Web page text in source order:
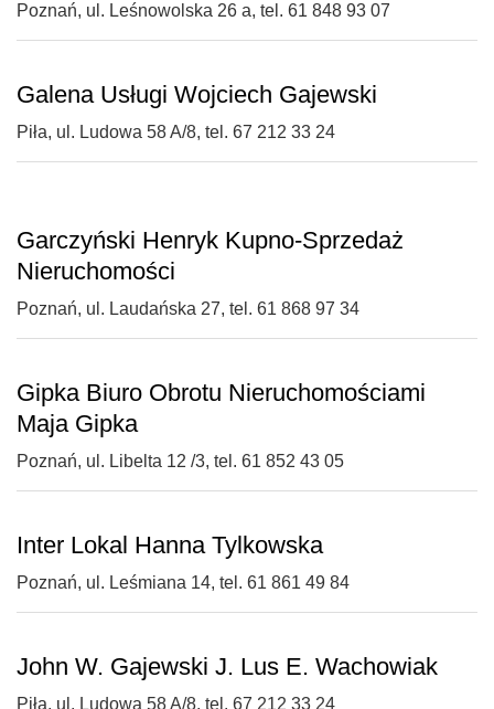
Poznań, ul. Leśnowolska 26 a, tel. 61 848 93 07
Galena Usługi Wojciech Gajewski
Piła, ul. Ludowa 58 A/8, tel. 67 212 33 24
Garczyński Henryk Kupno-Sprzedaż
Nieruchomości
Poznań, ul. Laudańska 27, tel. 61 868 97 34
Gipka Biuro Obrotu Nieruchomościami
Maja Gipka
Poznań, ul. Libelta 12 /3, tel. 61 852 43 05
Inter Lokal Hanna Tylkowska
Poznań, ul. Leśmiana 14, tel. 61 861 49 84
John W. Gajewski J. Lus E. Wachowiak
Piła, ul. Ludowa 58 A/8, tel. 67 212 33 24